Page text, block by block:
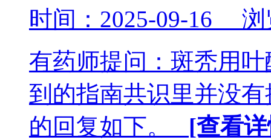
时间：2025-09-16 浏
有药师提问：斑秃用
到的指南共识里并没有
的回复如下。 [查看